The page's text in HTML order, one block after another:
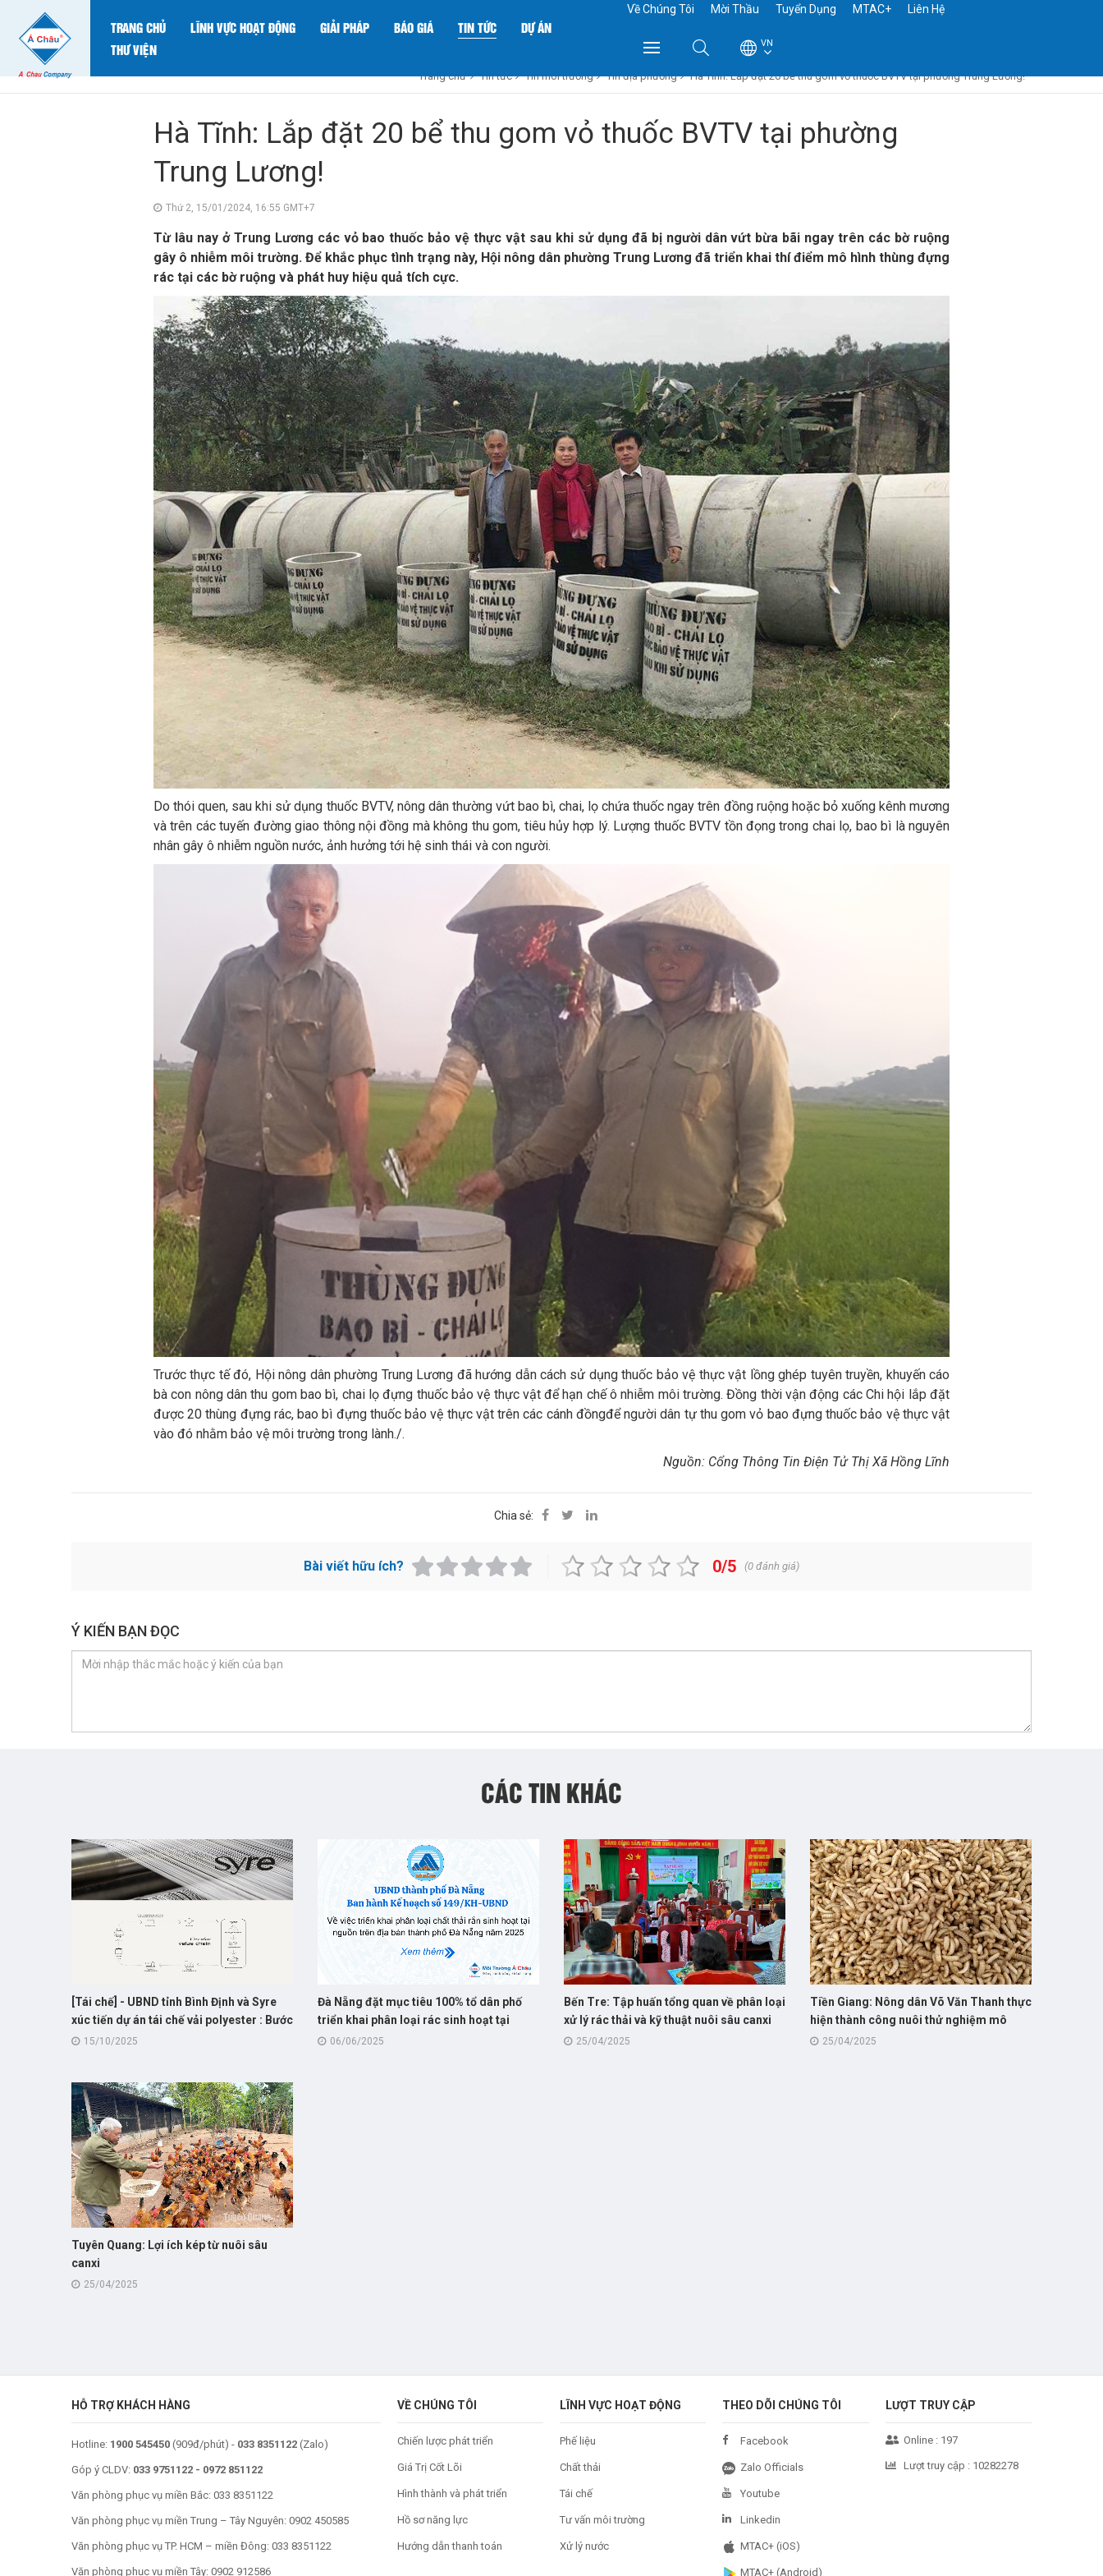
TRANG CHỦ LĨNH VỰC HOẠT ĐỘNG GIẢI PHÁP BÁO GIÁ TIN TỨC
DỰ ÁN
THƯ VIỆN
Về Chúng Tôi Mời Thầu Tuyển Dụng MTAC+ Liên Hệ
VN
Trang chủ Tin tức Tin môi trường Tin địa phương Hà Tĩnh: Lắp đặt 20 bể thu gom vỏ thuốc BVTV tại phường Trung Lương!
Hà Tĩnh: Lắp đặt 20 bể thu gom vỏ thuốc BVTV tại phường
Trung Lương!
Thứ 2, 15/01/2024, 16:55 GMT+7
Từ lâu nay ở Trung Lương các vỏ bao thuốc bảo vệ thực vật sau khi sử dụng đã bị người dân vứt bừa bãi ngay trên các bờ ruộng
gây ô nhiễm môi trường. Để khắc phục tình trạng này, Hội nông dân phường Trung Lương đã triển khai thí điểm mô hình thùng đựng
rác tại các bờ ruộng và phát huy hiệu quả tích cực.
Do thói quen, sau khi sử dụng thuốc BVTV, nông dân thường vứt bao bì, chai, lọ chứa thuốc ngay trên đồng ruộng hoặc bỏ xuống kênh mương
và trên các tuyến đường giao thông nội đồng mà không thu gom, tiêu hủy hợp lý. Lượng thuốc BVTV tồn đọng trong chai lọ, bao bì là nguyên
nhân gây ô nhiễm nguồn nước, ảnh hưởng tới hệ sinh thái và con người.
Trước thực tế đó, Hội nông dân phường Trung Lương đã hướng dẫn cách sử dụng thuốc bảo vệ thực vật lồng ghép tuyên truyền, khuyến cáo
bà con nông dân thu gom bao bì, chai lọ đựng thuốc bảo vệ thực vật để hạn chế ô nhiễm môi trường. Đồng thời vận động các Chi hội lắp đặt
được 20 thùng đựng rác, bao bì đựng thuốc bảo vệ thực vật trên các cánh đồngđể người dân tự thu gom vỏ bao đựng thuốc bảo vệ thực vật
vào đó nhằm bảo vệ môi trường trong lành./.
Nguồn: Cổng Thông Tin Điện Tử Thị Xã Hồng Lĩnh
Chia sẻ:
Bài viết hữu ích? 0/5 (0 đánh giá)
Ý KIẾN BẠN ĐỌC
CÁC TIN KHÁC
[Tái chế] - UBND tỉnh Bình Định và Syre
xúc tiến dự án tái chế vải polyester : Bước
khởi đầu cho hành trình “xanh hóa”
15/10/2025
Đà Nẵng đặt mục tiêu 100% tổ dân phố
triển khai phân loại rác sinh hoạt tại
nguồn trong năm 2025
06/06/2025
Bến Tre: Tập huấn tổng quan về phân loại
xử lý rác thải và kỹ thuật nuôi sâu canxi
cho hội viên nông dân
25/04/2025
Tiền Giang: Nông dân Võ Văn Thanh thực
hiện thành công nuôi thử nghiệm mô
hình nuôi sâu canxi giúp giảm chi phí và
25/04/2025
Tuyên Quang: Lợi ích kép từ nuôi sâu
canxi
25/04/2025
HỖ TRỢ KHÁCH HÀNG
Hotline: 1900 545450 (909đ/phút) - 033 8351122 (Zalo)
Góp ý CLDV: 033 9751122 - 0972 851122
Văn phòng phục vụ miền Bắc: 033 8351122
Văn phòng phục vụ miền Trung – Tây Nguyên: 0902 450585
Văn phòng phục vụ TP. HCM – miền Đông: 033 8351122
Văn phòng phục vụ miền Tây: 0902 912586
VỀ CHÚNG TÔI
Chiến lược phát triển
Giá Trị Cốt Lõi
Hình thành và phát triển
Hồ sơ năng lực
Hướng dẫn thanh toán
LĨNH VỰC HOẠT ĐỘNG
Phế liệu
Chất thải
Tái chế
Tư vấn môi trường
Xử lý nước
THEO DÕI CHÚNG TÔI
Facebook
Zalo Officials
Youtube
Linkedin
MTAC+ (iOS)
MTAC+ (Android)
LƯỢT TRUY CẬP
Online : 197
Lượt truy cập : 10282278